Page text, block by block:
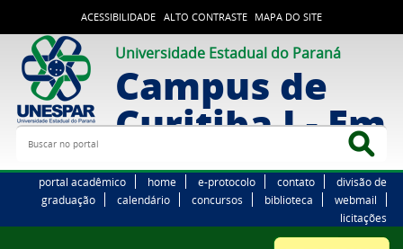
ACESSIBILIDADE ALTO CONTRASTE MAPA DO SITE
Universidade Estadual do Paraná
Campus de
Curitiba I -
Buscar no portal
portal acadêmico home e-protocolo contato
divisão de
graduação
calendário concursos biblioteca
webmail
licitações